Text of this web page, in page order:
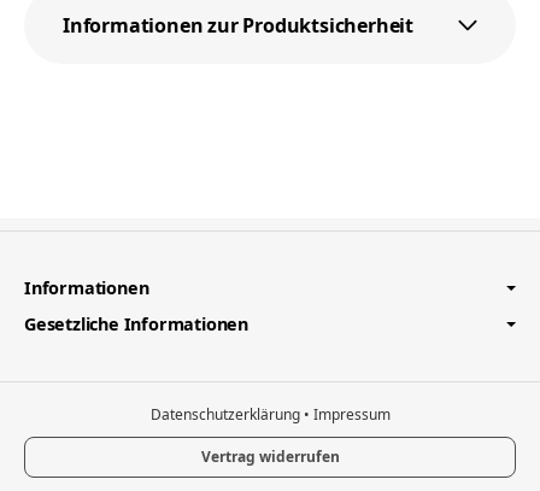
Informationen zur Produktsicherheit
Informationen
Gesetzliche Informationen
Datenschutzerklärung • Impressum
Vertrag widerrufen